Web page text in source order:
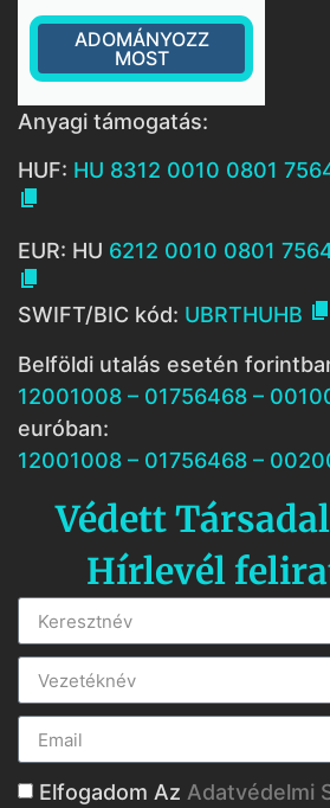
ADOMÁNYOZZ
MOST
Anyagi támogatás:
HUF: HU 8312 0010 0801

EUR: HU 6212 0010 0801

SWIFT/BIC kód: UBRTHUHB 
Belföldi utalás esetén
12001008 – 01756468 –
euróban:
12001008 – 01756468 –
Védett
Hírlevél
Elfogadom Az Adatvédelmi